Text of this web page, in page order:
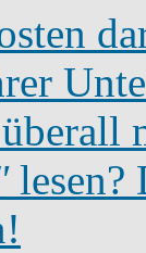
lesen?